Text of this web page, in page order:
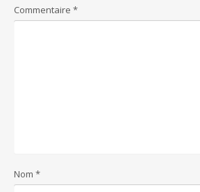
Commentaire *
Nom *